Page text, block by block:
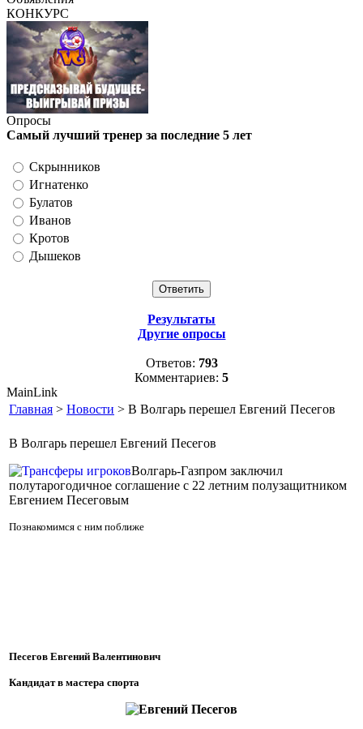
КОНКУРС
Опросы
Самый лучший тренер за последние 5 лет
Скрынников
Игнатенко
Булатов
Иванов
Кротов
Дышеков
Результаты
Другие опросы
Ответов: 793
Комментариев: 5
MainLink
Главная > Новости > В Волгарь перешел Евгений Песегов
В Волгарь перешел Евгений Песегов
Волгарь-Газпром заключил
полутарогодичное соглашение с 22 летним полузащитником
Евгением Песеговым
Познакомимся с ним поближе
Песегов Евгений Валентинович
Кандидат в мастера спорта